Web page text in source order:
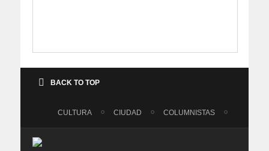
BACK TO TOP
CULTURA CIUDAD COLUMNISTAS